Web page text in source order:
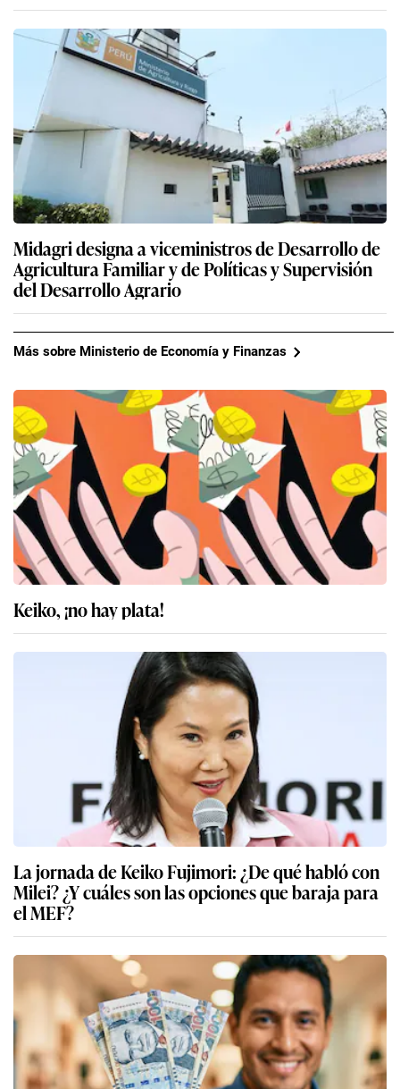
Midagri designa a viceministros de Desarrollo de
Agricultura Familiar y de Políticas y Supervisión
del Desarrollo Agrario
Más sobre Ministerio de Economía y Finanzas
Keiko, ¡no hay plata!
La jornada de Keiko Fujimori: ¿De qué habló con
Milei? ¿Y cuáles son las opciones que baraja para
el MEF?